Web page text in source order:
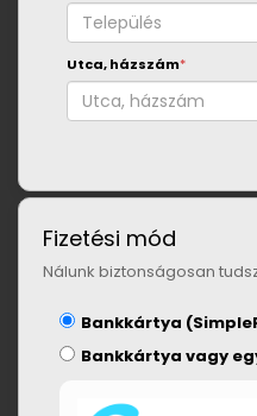
Utca, házszám*
Fizetési mód
Nálunk biztonságosan
Bankkártya
Bankkártya vagy